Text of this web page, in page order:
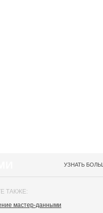
УЗНАТЬ
ТАКЖЕ:
мастер-данными